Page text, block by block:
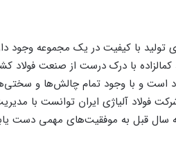
تولید با کیفیت در یک مجموعه
با درک درست از صنعت فولاد
شرکت فولاد آلیاژی ایران توانست با
قبل به موفقیت‌های مهمی دست